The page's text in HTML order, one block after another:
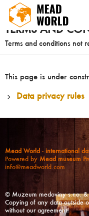
TERMS AND
Terms and conditions not
This page is under
Data privacy rules
Mead World - international
Powered by Mead museum
info@meadworld.com
© Muzeum medoviny s.r.o.
Copying of any data outside
without our agreement!